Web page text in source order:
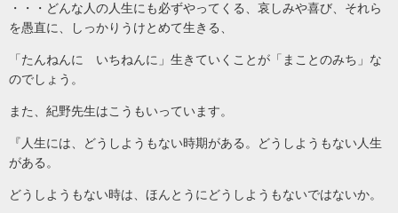
・・・どんな人の人生にも必ずやってくる、哀しみや喜び、それら
を愚直に、しっかりうけとめて生きる、
「たんねんに いちねんに」生きていくことが「まことのみち」な
のでしょう。
また、紀野先生はこうもいっています。
『人生には、どうしようもない時期がある。どうしようもない人生
がある。
どうしようもない時は、ほんとうにどうしようもないではないか。